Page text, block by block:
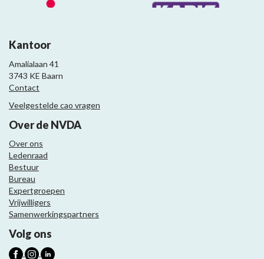
Kantoor
Amalialaan 41
3743 KE Baarn
Contact
Veelgestelde cao vragen
Over de NVDA
Over ons
Ledenraad
Bestuur
Bureau
Expertgroepen
Vrijwilligers
Samenwerkingspartners
Volg ons